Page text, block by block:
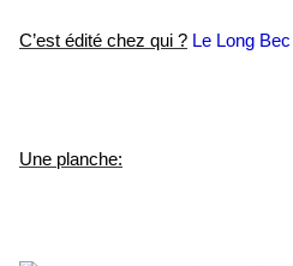
C’est édité chez qui ? Le Long Bec
Une planche: